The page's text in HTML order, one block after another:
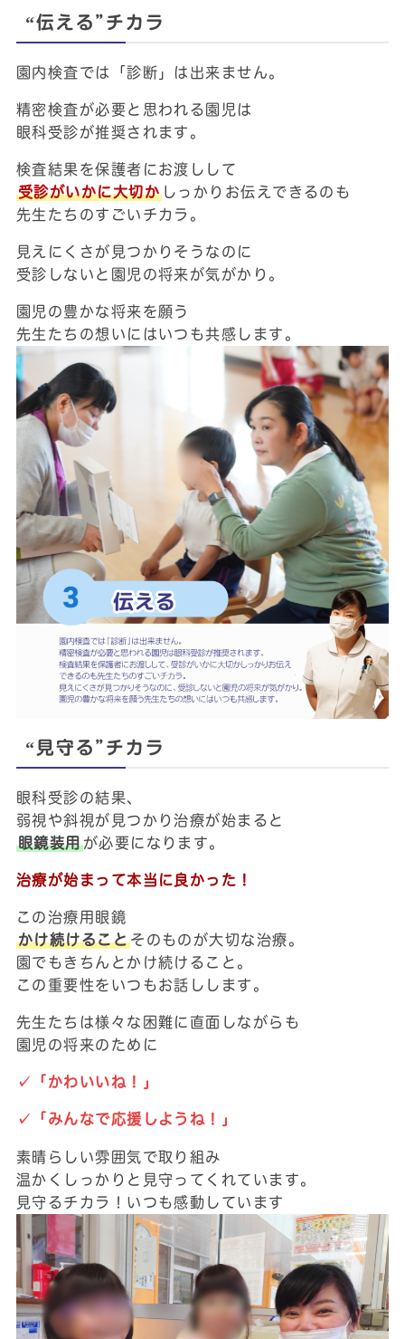
“伝える”チカラ
園内検査では「診断」は出来ません。
精密検査が必要と思われる園児は
眼科受診が推奨されます。
検査結果を保護者にお渡しして
受診がいかに大切かしっかりお伝えできるのも
先生たちのすごいチカラ。
見えにくさが見つかりそうなのに
受診しないと園児の将来が気がかり。
園児の豊かな将来を願う
先生たちの想いにはいつも共感します。
“見守る”チカラ
眼科受診の結果、
弱視や斜視が見つかり治療が始まると
眼鏡装用が必要になります。
治療が始まって本当に良かった！
この治療用眼鏡
かけ続けることそのものが大切な治療。
園でもきちんとかけ続けること。
この重要性をいつもお話しします。
先生たちは様々な困難に直面しながらも
園児の将来のために
✓「かわいいね！」
✓「みんなで応援しようね！」
素晴らしい雰囲気で取り組み
温かくしっかりと見守ってくれています。
見守るチカラ！いつも感動しています